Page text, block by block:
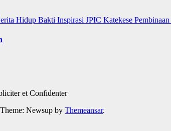
Hidup Bakti Inspirasi JPIC Katekese Pembinaan
et Confidenter
Theme: Newsup by Themeansar.